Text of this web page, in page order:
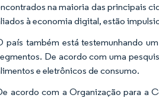
na maioria das principais
à economia digital, estão
país também está testemunhando
De acordo com uma
e eletrônicos de consumo.
acordo com a Organização para a